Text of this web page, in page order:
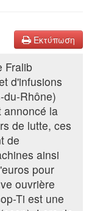
Εκτύπωση
Fralib
d'infusions
du-Rhône)
annoncé la
de lutte, ces
de
ainsi
pour
ouvrière
Ti est une